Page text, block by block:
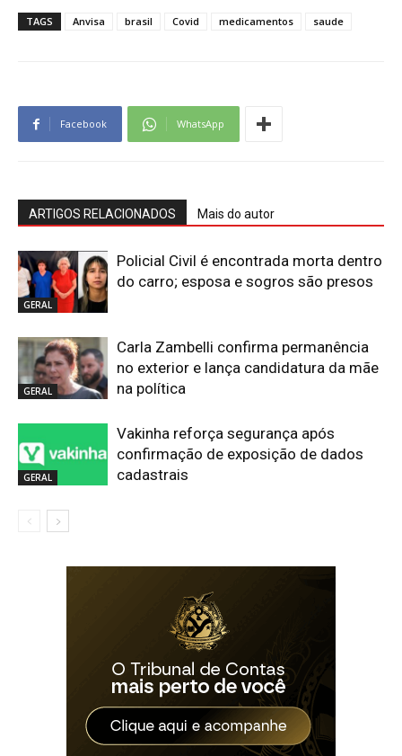
TAGS Anvisa brasil Covid medicamentos saude
Facebook WhatsApp
ARTIGOS RELACIONADOS Mais do autor
GERAL
Policial Civil é encontrada morta dentro
do carro; esposa e sogros são presos
GERAL
Carla Zambelli confirma permanência
no exterior e lança candidatura da mãe
na política
GERAL
Vakinha reforça segurança após
confirmação de exposição de dados
cadastrais